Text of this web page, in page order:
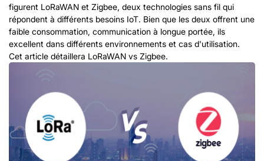
figurent LoRaWAN et Zigbee, deux technologies sans fil qui
répondent à différents besoins IoT. Bien que les deux offrent une
faible consommation, communication à longue portée, ils
excellent dans différents environnements et cas d'utilisation.
Cet article détaillera LoRaWAN vs Zigbee.